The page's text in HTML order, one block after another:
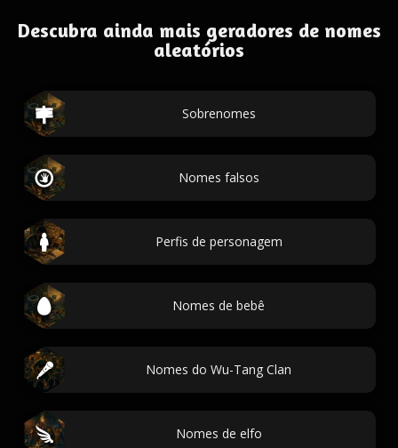
Descubra ainda mais geradores de nomes
aleatórios
Sobrenomes
Nomes falsos
Perfis de personagem
Nomes de bebê
Nomes do Wu-Tang Clan
Nomes de elfo